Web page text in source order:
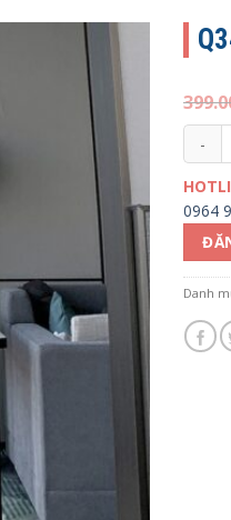
Q347
0964
Danh